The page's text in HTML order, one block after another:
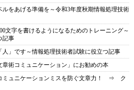
をあげる準備を～令和3年度秋期情報処理技術
文字を書けるようになるためのトレーニング～
記事
」です～情報処理技術者試験に役立つ記事
章術コミュニケーション」にお勧めの本
ミュニケーションミスを防ぐ文章力！ ⇒ ク